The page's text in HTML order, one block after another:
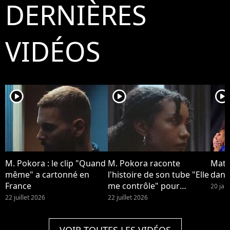
Bestimage
DERNIÈRES
VIDÉOS
player2
M. Pokora : le clip "Quand
même" a cartonné en
France
22 juillet 2026
player2
M. Pokora raconte
l'histoire de son tube "Elle
me contrôle" pour
Purecharts.
22 juillet 2026
player2
20